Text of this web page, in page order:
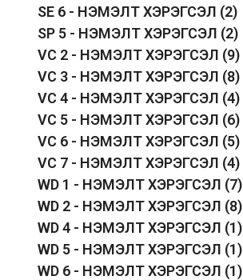
SE 6 - НЭМЭЛТ ХЭРЭГСЭЛ (2)
SP 5 - НЭМЭЛТ ХЭРЭГСЭЛ (2)
VC 2 - НЭМЭЛТ ХЭРЭГСЭЛ (9)
VC 3 - НЭМЭЛТ ХЭРЭГСЭЛ (8)
VC 4 - НЭМЭЛТ ХЭРЭГСЭЛ (4)
VC 5 - НЭМЭЛТ ХЭРЭГСЭЛ (6)
VC 6 - НЭМЭЛТ ХЭРЭГСЭЛ (5)
VC 7 - НЭМЭЛТ ХЭРЭГСЭЛ (4)
WD 1 - НЭМЭЛТ ХЭРЭГСЭЛ (7)
WD 2 - НЭМЭЛТ ХЭРЭГСЭЛ (8)
WD 4 - НЭМЭЛТ ХЭРЭГСЭЛ (1)
WD 5 - НЭМЭЛТ ХЭРЭГСЭЛ (1)
WD 6 - НЭМЭЛТ ХЭРЭГСЭЛ (1)